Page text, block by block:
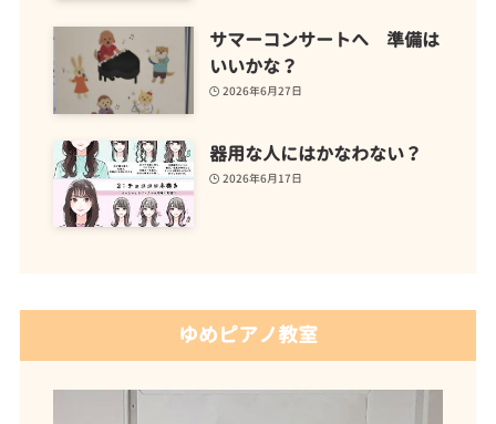
サマーコンサートへ 準備は
いいかな？
2026年6月27日
器用な人にはかなわない？
2026年6月17日
ゆめピアノ教室